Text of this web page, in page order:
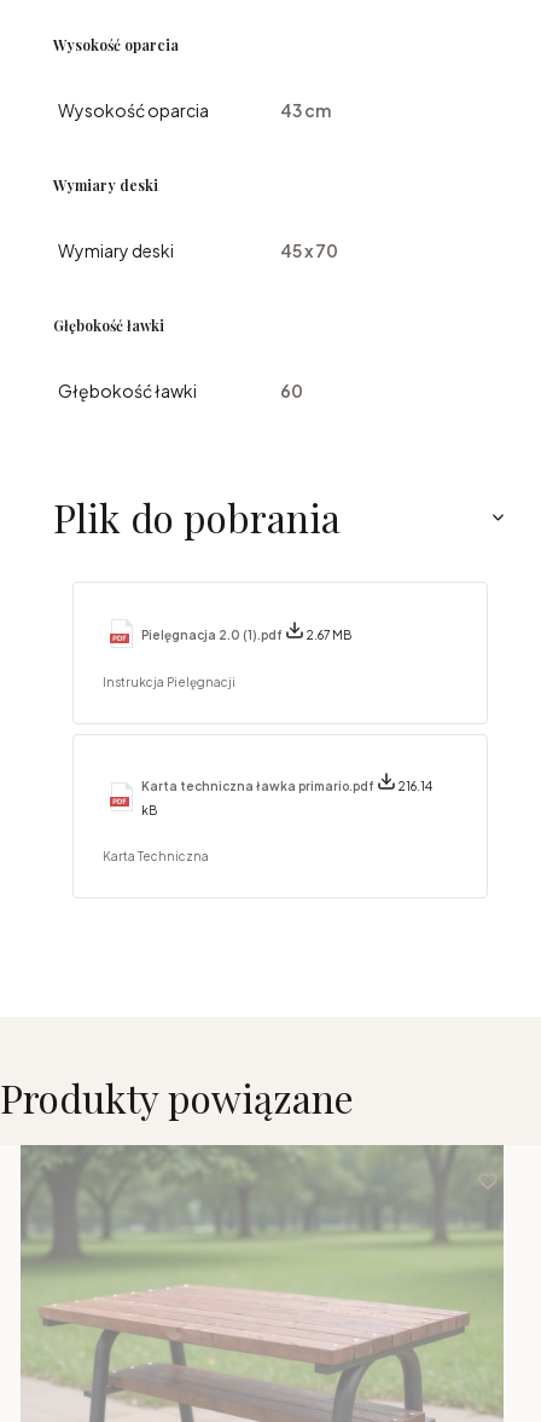
Wysokość oparcia
Wysokość oparcia 43 cm
Wymiary deski
Wymiary deski 45 x 70
Głębokość ławki
Głębokość ławki 60
Plik do pobrania
Pielęgnacja 2.0 (1).pdf 2.67 MB
Instrukcja Pielęgnacji
Karta techniczna ławka primario.pdf
216.14
kB
Karta Techniczna
Produkty powiązane